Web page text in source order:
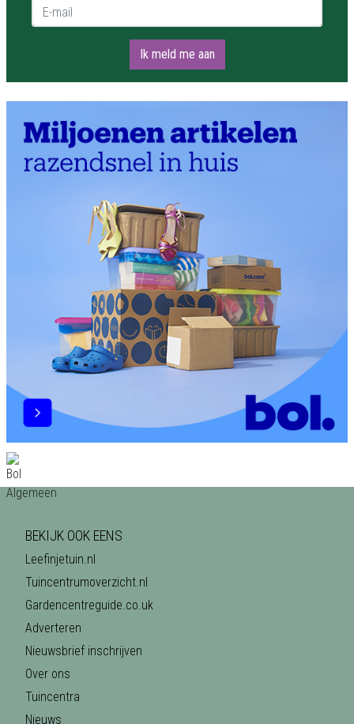
E-mail *
Ik meld me aan
BEKIJK OOK EENS
Leefinjetuin.nl
Tuincentrumoverzicht.nl
Gardencentreguide.co.uk
Adverteren
Nieuwsbrief inschrijven
Over ons
Tuincentra
Nieuws